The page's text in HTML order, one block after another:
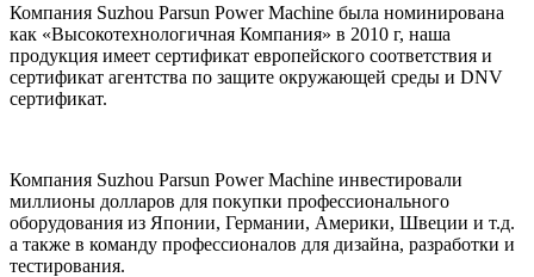
Компания Suzhou Parsun Power Machine была номинирована
как «Высокотехнологичная Компания» в 2010 г, наша
продукция имеет сертификат европейского соответствия и
сертификат агентства по защите окружающей среды и DNV
сертификат.
Компания Suzhou Parsun Power Machine инвестировали
миллионы долларов для покупки профессионального
оборудования из Японии, Германии, Америки, Швеции и т.д.
а также в команду профессионалов для дизайна, разработки и
тестирования.